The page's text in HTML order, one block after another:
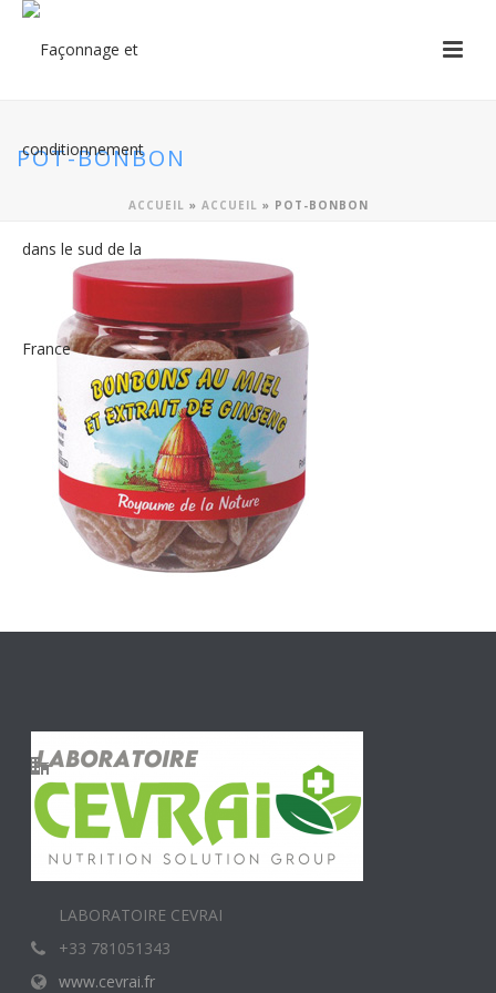
POT-BONBON
ACCUEIL » ACCUEIL » POT-BONBON
LABORATOIRE CEVRAI
+33 781051343
www.cevrai.fr